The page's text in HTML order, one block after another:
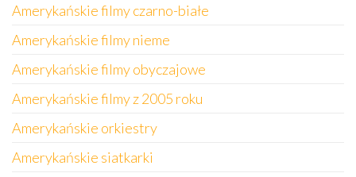
Amerykańskie filmy czarno-białe
Amerykańskie filmy nieme
Amerykańskie filmy obyczajowe
Amerykańskie filmy z 2005 roku
Amerykańskie orkiestry
Amerykańskie siatkarki